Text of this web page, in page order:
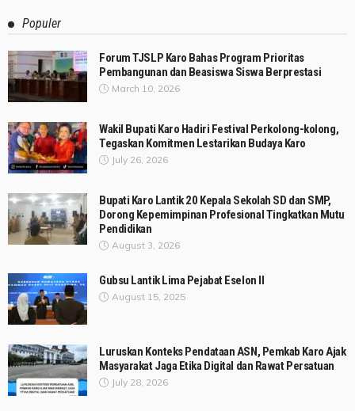
Populer
Forum TJSLP Karo Bahas Program Prioritas
Pembangunan dan Beasiswa Siswa Berprestasi
March 10, 2026
Wakil Bupati Karo Hadiri Festival Perkolong-kolong,
Tegaskan Komitmen Lestarikan Budaya Karo
July 26, 2026
Bupati Karo Lantik 20 Kepala Sekolah SD dan SMP,
Dorong Kepemimpinan Profesional Tingkatkan Mutu
Pendidikan
August 3, 2026
Gubsu Lantik Lima Pejabat Eselon II
August 15, 2025
Luruskan Konteks Pendataan ASN, Pemkab Karo Ajak
Masyarakat Jaga Etika Digital dan Rawat Persatuan
July 28, 2026